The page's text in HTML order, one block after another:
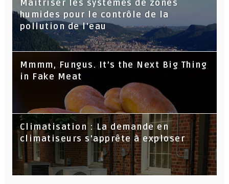
Maitriser les systèmes de zones
humides pour le contrôle de la
pollution de l'eau
Mmmm, Fungus. It’s the Next Big Thing
in Fake Meat
Climatisation : La demande en
climatiseurs s'apprête à exploser